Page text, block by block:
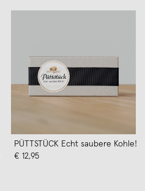
PÜTTSTÜCK Echt saubere Kohle!
€ 12,95